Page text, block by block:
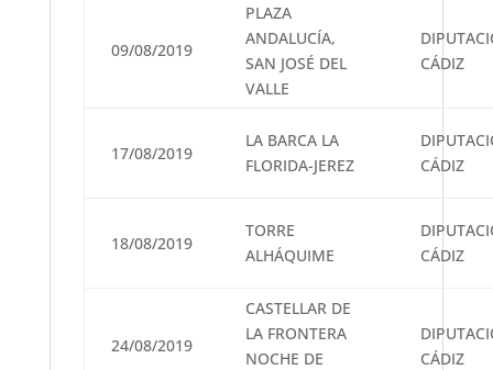
09/08/2019
PLAZA
ANDALUCÍA,
SAN JOSÉ DEL
VALLE
CÁDIZ
17/08/2019
LA BARCA LA
FLORIDA-JEREZ
CÁDIZ
18/08/2019
TORRE
ALHÁQUIME
CÁDIZ
24/08/2019
CASTELLAR DE
LA FRONTERA
NOCHE DE
CÁDIZ